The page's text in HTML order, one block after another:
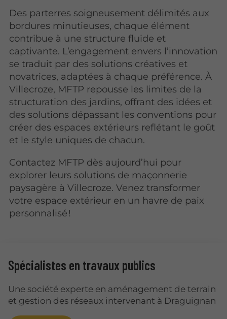
Des parterres soigneusement délimités aux
bordures minutieuses, chaque élément
contribue à une structure fluide et
captivante. L’engagement envers l’innovation
se traduit par des solutions créatives et
novatrices, adaptées à chaque préférence. À
Villecroze, MFTP repousse les limites de la
structuration des jardins, offrant des idées et
des solutions dépassant les conventions pour
créer des espaces extérieurs reflétant le goût
et le style uniques de chacun.
Contactez MFTP dès aujourd’hui pour
explorer leurs solutions de maçonnerie
paysagère à Villecroze. Venez transformer
votre espace extérieur en un havre de paix
personnalisé !
Spécialistes en travaux publics
Une société experte en aménagement de terrain
et gestion des réseaux intervenant à Draguignan